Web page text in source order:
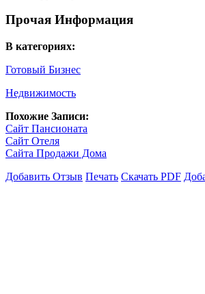
Прочая Информация
В категориях:
Готовый Бизнес
Недвижимость
Похожие Записи:
Сайт Пансионата
Сайт Отеля
Сайта Продажи Дома
Добавить Отзыв Печать Скачать PDF